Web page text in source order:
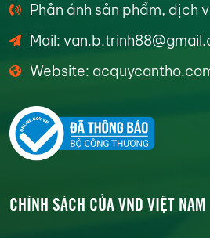
Phản ánh sản phẩm, dịch
Mail:
Website:
CHÍNH SÁCH CỦA VND VIỆT NAM